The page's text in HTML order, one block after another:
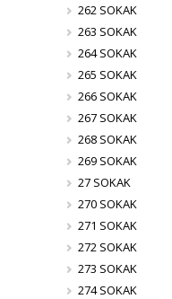
262 SOKAK
263 SOKAK
264 SOKAK
265 SOKAK
266 SOKAK
267 SOKAK
268 SOKAK
269 SOKAK
27 SOKAK
270 SOKAK
271 SOKAK
272 SOKAK
273 SOKAK
274 SOKAK